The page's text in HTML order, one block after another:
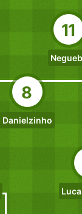
11
8
Danielzinho